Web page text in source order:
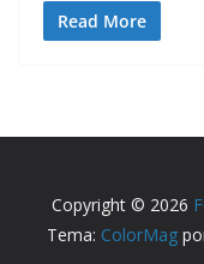
Read More
Copyright © 2026
Tema: ColorMag